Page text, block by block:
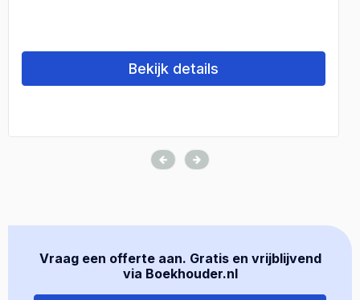
Bekijk details
Vraag een offerte aan. Gratis en vrijblijvend
via Boekhouder.nl